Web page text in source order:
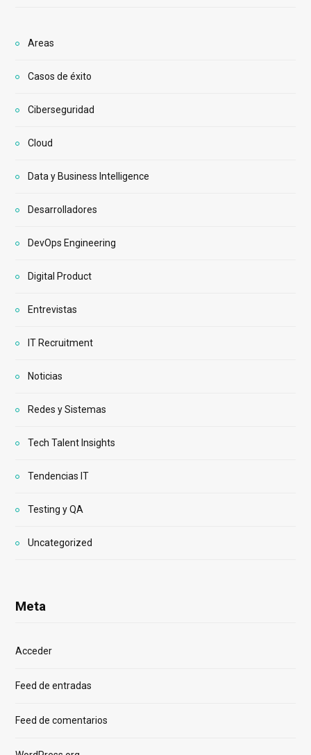
Areas
Casos de éxito
Ciberseguridad
Cloud
Data y Business Intelligence
Desarrolladores
DevOps Engineering
Digital Product
Entrevistas
IT Recruitment
Noticias
Redes y Sistemas
Tech Talent Insights
Tendencias IT
Testing y QA
Uncategorized
Meta
Acceder
Feed de entradas
Feed de comentarios